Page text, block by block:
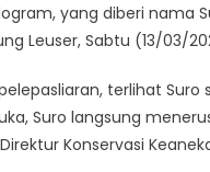
yang diberi nama
Leuser, Sabtu (13/03/
pelepasliaran, terlihat
Suro langsung
Konservasi